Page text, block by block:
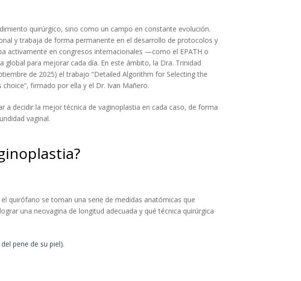
quirúrgico, sino como un campo en constante evolución.
y trabaja de forma permanente en el desarrollo de protocolos y
activamente en congresos internacionales —como el EPATH o
para mejorar cada día. En este ámbito, la Dra. Trinidad
de 2025) el trabajo “Detailed Algorithm for Selecting the
firmado por ella y el Dr. Ivan Mañero.
a decidir la mejor técnica de vaginoplastia en cada caso, de forma
vaginal.
quirófano se toman una serie de medidas anatómicas que
una neovagina de longitud adecuada y qué técnica quirúrgica
pene de su piel).